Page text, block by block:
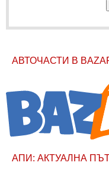
АВТОЧАСТИ В
АПИ: АКТУАЛНА